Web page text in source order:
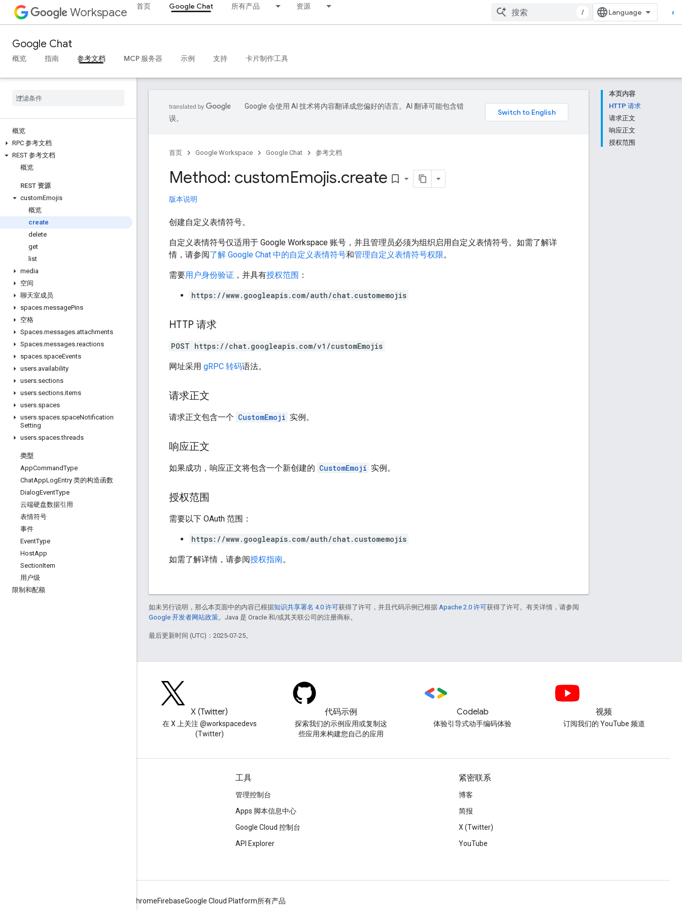
Workspace 首页 Google Chat 所有产品 资源
/
Google Chat
概览 指南 参考文档 MCP 服务器 示例 支持 卡片制作工具
概览
RPC 参考文档
REST 参考文档
概览
REST 资源
customEmojis
概览
create
delete
get
list
media
空间
聊天室成员
spaces.messagePins
空格
Spaces.messages.attachments
Spaces.messages.reactions
spaces.spaceEvents
users.availability
users.sections
users.sections.items
users.spaces
users.spaces.spaceNotification
Setting
users.spaces.threads
类型
AppCommandType
ChatAppLogEntry 类的构造函数
DialogEventType
云端硬盘数据引用
表情符号
事件
EventType
HostApp
SectionItem
用户级
限制和配额
本页内容
HTTP 请求
请求正文
响应正文
授权范围
Google 会使用 AI 技术将内容翻译成您偏好的语言。AI 翻译可能包含错
误。
首页 Google Workspace Google Chat 参考文档
Method: customEmojis.create bookmark_border
版本说明
创建自定义表情符号。
自定义表情符号仅适用于 Google Workspace 账号，并且管理员必须为组织启用自定义表情符号。如需了解详
情，请参阅了解 Google Chat 中的自定义表情符号和管理自定义表情符号权限。
需要用户身份验证 ，并具有授权范围 ：
https://www.googleapis.com/auth/chat.customemojis
HTTP 请求
POST https://chat.googleapis.com/v1/customEmojis
网址采用 gRPC 转码语法。
请求正文
请求正文包含一个 CustomEmoji 实例。
响应正文
如果成功，响应正文将包含一个新创建的 CustomEmoji 实例。
授权范围
需要以下 OAuth 范围：
https://www.googleapis.com/auth/chat.customemojis
如需了解详情，请参阅授权指南。
如未另行说明，那么本页面中的内容已根据知识共享署名 4.0 许可获得了许可，并且代码示例已根据 Apache 2.0 许可获得了许可。有关详情，请参阅
Google 开发者网站政策。Java 是 Oracle 和/或其关联公司的注册商标。
最后更新时间 (UTC)：2025-07-25。
X (Twitter)
在 X 上关注 @workspacedevs
(Twitter)
代码示例
探索我们的示例应用或复制这
些应用来构建您自己的应用
Codelab
体验引导式动手编码体验
视频
订阅我们的 YouTube 频道
工具
管理控制台
Apps 脚本信息中心
Google Cloud 控制台
API Explorer
紧密联系
博客
简报
X (Twitter)
YouTube
ChromeFirebaseGoogle Cloud Platform所有产品